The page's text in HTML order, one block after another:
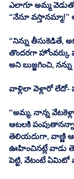
ఎలాగూ అమ్మ
“నేనూ వస్తానమ్మా!”
“నిన్ను తీసుకెడితే,
తొందరగా హోంవర్కు
అని బుజ్జగించి,
వాళ్లిలా వెళ్లారో లేదో-
“అమ్మ, నాన్న
ఆటలకి
తెలియదుగా, వాణ్ణి
ఊహించినట్లే వాడు
పెట్టి, వేటంటే ఏమిటో